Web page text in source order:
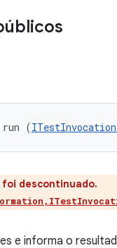
(
foi descontinuado.
e informa o